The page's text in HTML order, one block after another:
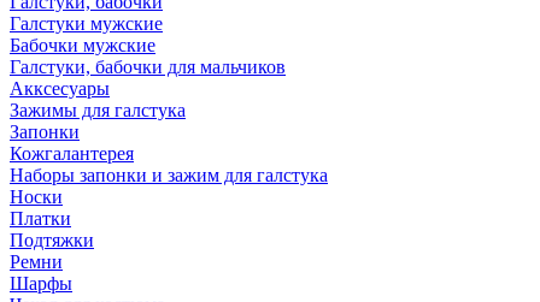
Галстуки мужские
Бабочки мужские
Галстуки, бабочки для мальчиков
Акксесуары
Зажимы для галстука
Запонки
Кожгалантерея
Наборы запонки и зажим для галстука
Носки
Платки
Подтяжки
Ремни
Шарфы